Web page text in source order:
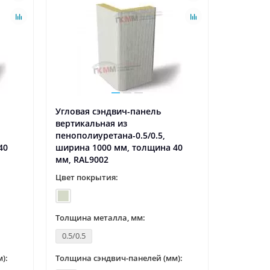
Угловая сэндвич-панель
вертикальная из
пенополиуретана-0.5/0.5,
ширина 1000 мм, толщина 40
мм, RAL9002
Цвет покрытия:
Толщина металла, мм:
0.5/0.5
Толщина сэндвич-панелей (мм):